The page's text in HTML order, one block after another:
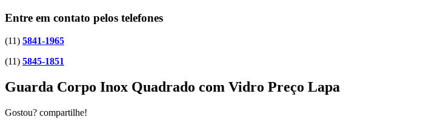
Entre em contato pelos telefones
(11) 5841-1965
(11) 5845-1851
Guarda Corpo Inox Quadrado com Vidro Preço Lapa
Gostou? compartilhe!